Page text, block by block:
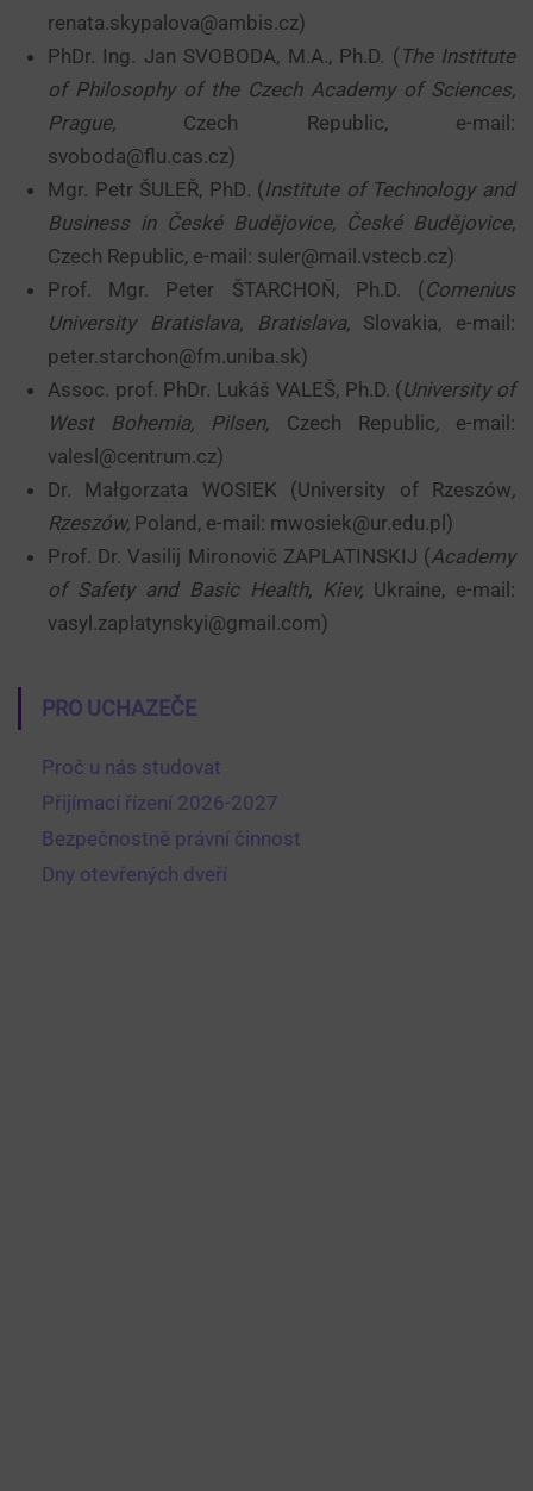
renata.skypalova@ambis.cz)
PhDr. Ing. Jan SVOBODA, M.A., Ph.D. ( The Institute
of Philosophy of the Czech Academy of Sciences,
Prague, Czech Republic, e-mail:
svoboda@flu.cas.cz)
Mgr. Petr ŠULEŘ, PhD. (Institute of Technology and
Business in České Budějovice, České Budějovice,
Czech Republic, e-mail: suler@mail.vstecb.cz)
Prof. Mgr. Peter ŠTARCHOŇ, Ph.D. (Comenius
University Bratislava, Bratislava, Slovakia, e-mail:
peter.starchon@fm.uniba.sk)
Assoc. prof. PhDr. Lukáš VALEŠ, Ph.D. (University of
West Bohemia, Pilsen, Czech Republic,e-mail:
valesl@centrum.cz)
Dr. Małgorzata WOSIEK (University of Rzeszów,
Rzeszów, Poland, e-mail: mwosiek@ur.edu.pl)
Prof. Dr. Vasilij Mironovič ZAPLATINSKIJ (Academy
of Safety and Basic Health, Kiev, Ukraine, e-mail:
vasyl.zaplatynskyi@gmail.com)
PRO UCHAZEČE
Proč u nás studovat
Přijímací řízení 2026-2027
Bezpečnostně právní činnost
Dny otevřených dveří